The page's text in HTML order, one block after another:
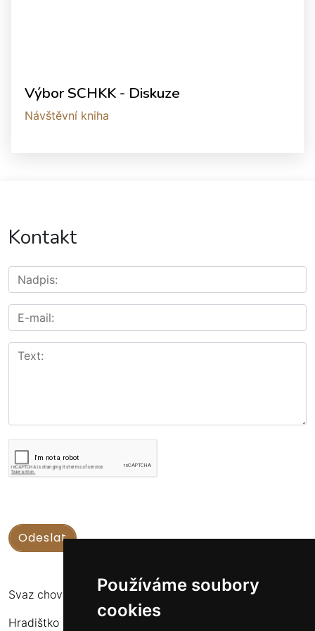
Používáme soubory
cookies
Výbor SCHKK - Diskuze
Návštěvní kniha
Kontakt
Svaz chovatelů koní Kinských
Hradištko u Sadské 126